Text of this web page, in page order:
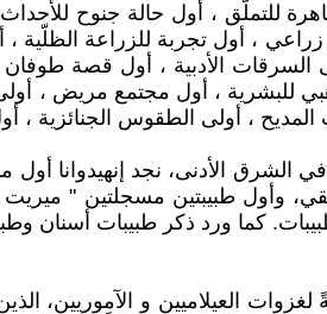
للتملّق ، أول حالة جنوح
، أول تجربة للزراعة الظلّية ،
السرقات الأدبية ، أول قصة
للبشرية ، أول مجتمع مريض ،
المديح ، أولى الطقوس الجنائزية
في الشرق الأدنى، نجد إنهيدوانا
كما ورد ذكر طبيبات أسنان